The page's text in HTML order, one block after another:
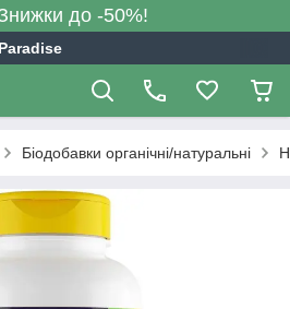
до -50%!
Біодобавки органічні/натуральні